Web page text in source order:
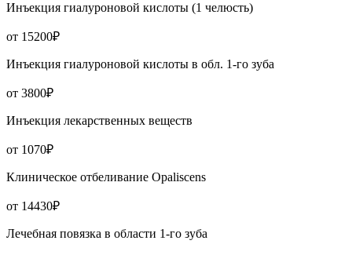
Инъекция гиалуроновой кислоты (1 челюсть)
от 15200₽
Инъекция гиалуроновой кислоты в обл. 1-го зуба
от 3800₽
Инъекция лекарственных веществ
от 1070₽
Клиническое отбеливание Opaliscens
от 14430₽
Лечебная повязка в области 1-го зуба